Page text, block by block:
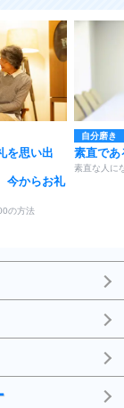
を思い出
今からお礼
の方法
自分磨き
素直であ
素直な人に